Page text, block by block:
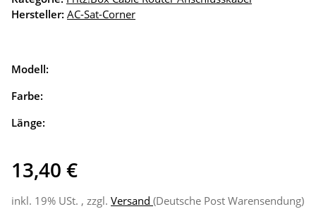
Hersteller: AC-Sat-Corner
Modell:
Farbe:
Länge:
13,40 €
inkl. 19% USt. , zzgl. Versand (Deutsche Post Warensendung)